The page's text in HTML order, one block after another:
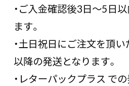
・ご入金確認後3日〜5日
ます。
・土日祝日にご注文を頂
以降の発送となります。
・レターパックプラス で